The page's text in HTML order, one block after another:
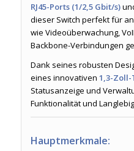
RJ45-Ports (1/2,5 Gbit/s)
dieser Switch perfekt für
wie Videoüberwachung,
Backbone-Verbindungen
Dank seines robusten
eines innovativen 1,3-Zoll-
Statusanzeige und
Funktionalität und
Hauptmerkmale: